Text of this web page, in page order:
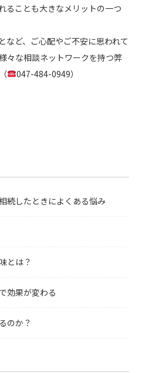
ることも大きなメリットの一つ
など、ご心配やご不安に思われて
々な相談ネットワークを持つ弊
047-484-0949）
続したときによくある悩み
とは？
効果が変わる
のか？